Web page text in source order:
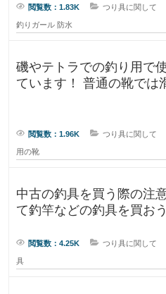
閲覧数：1.83K つり具に関して
釣りガール 防水
磯やテトラでの釣り用で
ています！ 普通の靴では
閲覧数：1.96K つり具に関して
用の靴
中古の釣具を買う際の注意
て釣竿などの釣具を買お
閲覧数：4.25K つり具に関して
具